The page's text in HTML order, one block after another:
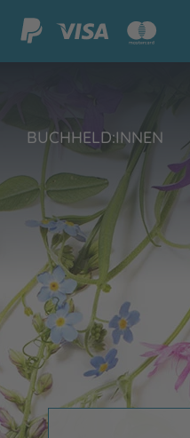
BUCHHELD:INNEN